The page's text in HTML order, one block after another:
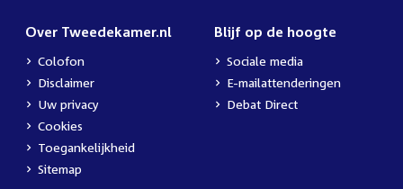
Over Tweedekamer.nl
Colofon
Disclaimer
Uw privacy
Cookies
Toegankelijkheid
Sitemap
Blijf op de hoogte
Sociale media
E-mailattenderingen
Debat Direct